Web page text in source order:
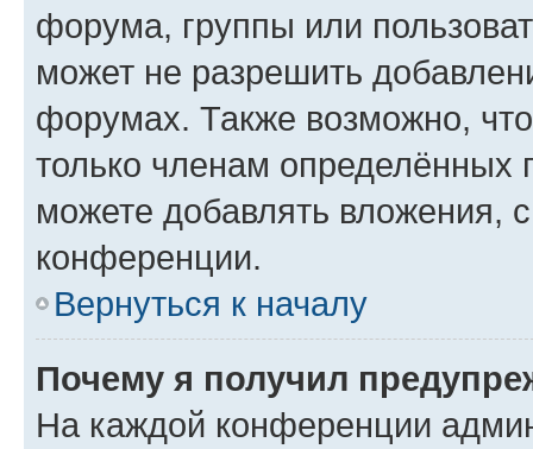
форума, группы или
может не разрешить
форумах. Также возможно,
только членам определённых
можете добавлять вложения,
конференции.
Вернуться к началу
Почему я получил
На каждой конференции